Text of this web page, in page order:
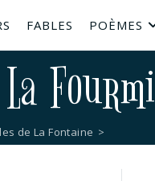
FABLES POÈMES
Fourmi
de La Fontaine >